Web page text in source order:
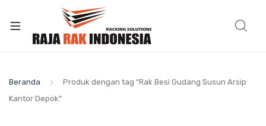
Beranda
Produk dengan tag “Rak Besi Gudang Susun Arsip
Kantor Depok”